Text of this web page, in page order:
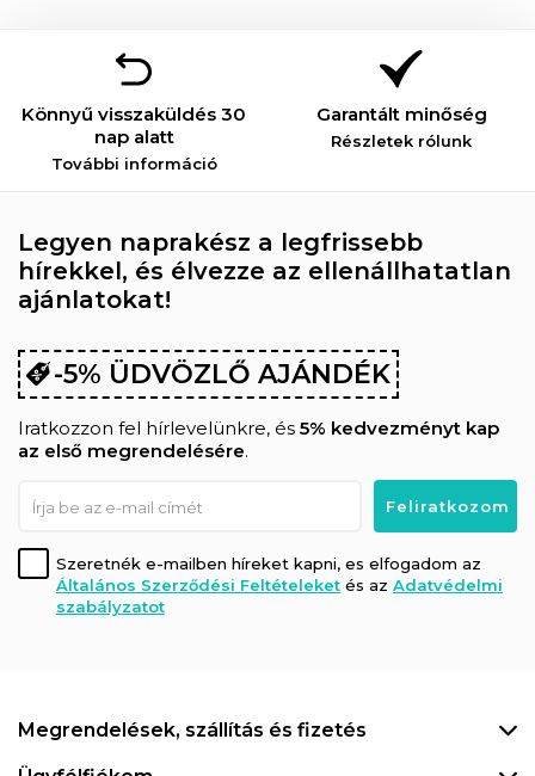
Könnyű visszaküldés 30
nap alatt
További információ
Garantált minőség
Részletek rólunk
Legyen naprakész a legfrissebb
hírekkel, és élvezze az ellenállhatatlan
ajánlatokat!
-5% ÜDVÖZLŐ AJÁNDÉK
Iratkozzon fel hírlevelünkre, és 5% kedvezményt kap
az első megrendelésére.
Szeretnék e-mailben híreket kapni, es elfogadom az
Általános Szerződési Feltételeket és az Adatvédelmi
szabályzatot
Megrendelések, szállítás és fizetés